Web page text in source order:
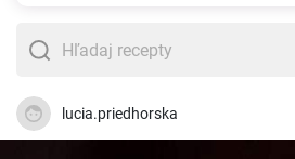
lucia.priedhorska